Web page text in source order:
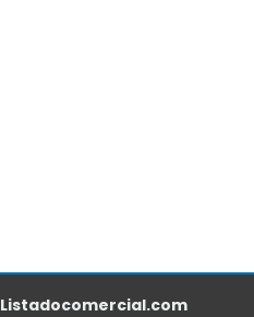
Listadocomercial.com